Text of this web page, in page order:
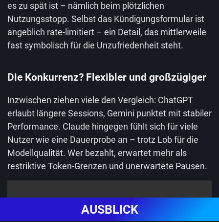
es zu spät ist – nämlich beim plötzlichen
Nutzungsstopp. Selbst das Kündigungsformular ist
angeblich rate-limitiert – ein Detail, das mittlerweile
fast symbolisch für die Unzufriedenheit steht.
Die Konkurrenz? Flexibler und großzügiger
Inzwischen ziehen viele den Vergleich: ChatGPT
erlaubt längere Sessions, Gemini punktet mit stabiler
Performance. Claude hingegen fühlt sich für viele
Nutzer wie eine Dauerprobe an – trotz Lob für die
Modellqualität. Wer bezahlt, erwartet mehr als
restriktive Token-Grenzen und unerwartete Pausen.
AUSBLICK